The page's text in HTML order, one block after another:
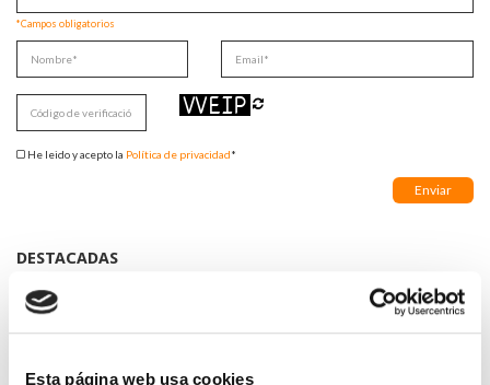
Esta página web usa cookies
*Campos obligatorios
He leido y acepto la Política de privacidad*
DESTACADAS
SANIDAD CREA UN DIPLOMA OFICIAL PARA RECONOCER LA
AL PACTO DE ESTADO FRENTE A LA EMERGENCIA CLIMÁTICA